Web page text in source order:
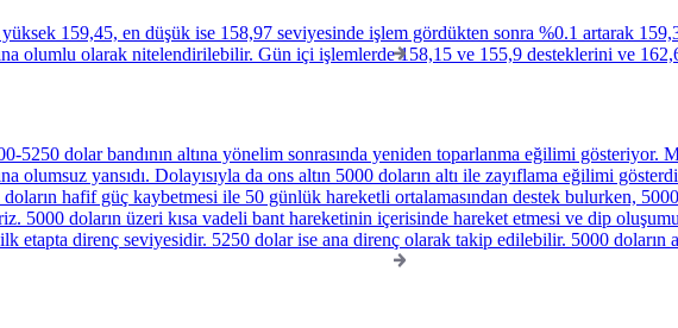
159,45, en düşük ise 158,97 seviyesinde işlem gördükten sonra %0.1 artarak
olumlu olarak nitelendirilebilir. Gün içi işlemlerde 158,15 ve 155,9 desteklerini ve
5250 dolar bandının altına yönelim sonrasında yeniden toparlanma eğilimi
olumsuz yansıdı. Dolayısıyla da ons altın 5000 doların altı ile zayıflama eğilimi
hafif güç kaybetmesi ile 50 günlük hareketli ortalamasından destek bulurken,
5000 doların üzeri kısa vadeli bant hareketinin içerisinde hareket etmesi ve dip
etapta direnç seviyesidir. 5250 dolar ise ana direnç olarak takip edilebilir. 5000